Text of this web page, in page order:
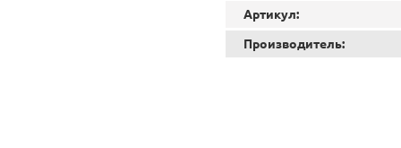
Артикул:
Производитель: